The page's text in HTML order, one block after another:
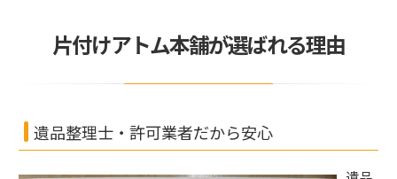
片付けアトム本舗が選ばれる理由
遺品整理士・許可業者だから安心